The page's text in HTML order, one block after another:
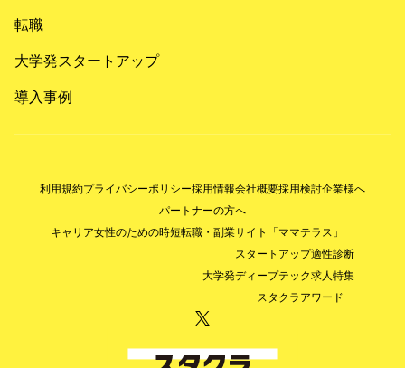
転職
大学発スタートアップ
導入事例
利用規約プライバシーポリシー採用情報会社概要採用検討企業様へ
パートナーの方へ
キャリア女性のための時短転職・副業サイト「ママテラス」
スタートアップ適性診断
大学発ディープテック求人特集
スタクラアワード